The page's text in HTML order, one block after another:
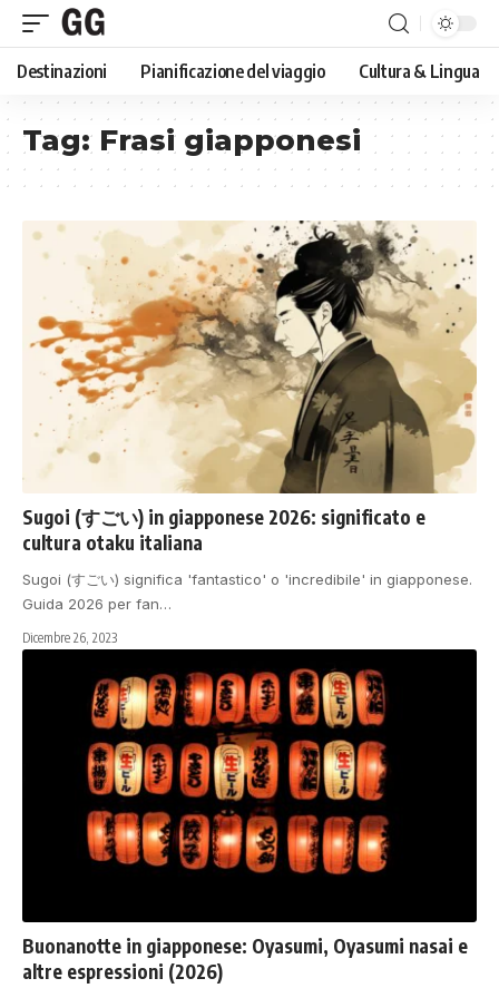
Destinazioni Pianificazione del viaggio Cultura & Lingua
Tag: Frasi giapponesi
Sugoi (すごい) in giapponese 2026: significato e
cultura otaku italiana
Sugoi (すごい) significa 'fantastico' o 'incredibile' in giapponese.
Guida 2026 per fan…
Dicembre 26, 2023
Buonanotte in giapponese: Oyasumi, Oyasumi nasai e
altre espressioni (2026)